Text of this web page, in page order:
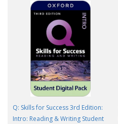
Q: Skills for Success 3rd Edition:
Intro: Reading & Writing Student